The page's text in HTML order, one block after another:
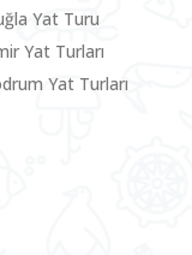
Yat Turu
Yat Turları
Yat Turları